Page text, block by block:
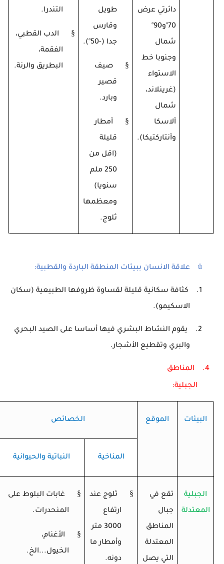
دائرتي عرض
70
°و90
°
شمال
وجنوبا خط
الاستواء
(غرينلاند،
شمال
ألاسكا
وأنتاركتيكا).
طويل
وقارس
جدا (-50°).
§
صيف
قصير
وبارد.
§
أمطار
قليلة
(اقل من
250 ملم
سنويا)
ومعظمها
ثلوج.
التندرا.
§
الدب القطبي،
الفقمة،
البطريق والرنة.
ü علاقة الانسان ببيئات المنطقة الباردة والقطبية:
1.
كثافة سكانية قليلة لقساوة ظروفها الطبيعية (سكان
الاسكيمو).
2.
يقوم النشاط البشري فيها أساسا على الصيد البحري
والبري وتقطيع الأشجار.
4. المناطق
البيئات الموقع الخصائص
المناخية النباتية والحيوانية
الجبلية
المعتدلة
تقع في
جبال
المناطق
المعتدلة
التي يصل
§
ثلوج عند
ارتفاع
3000 متر
وأمطار ما
دونه.
§
غابات البلوط على
المنحدرات.
§
الأغنام،
الخيول...الخ.